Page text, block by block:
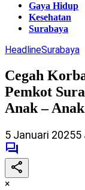
Gaya Hidup
Kesehatan
Surabaya
HeadlineSurabaya
Cegah
Pemkot
Anak – Anak
5 Januari 20255
×